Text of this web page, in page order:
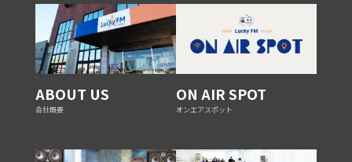
ABOUT US
会社概要
ON AIR SPOT
オンエアスポット